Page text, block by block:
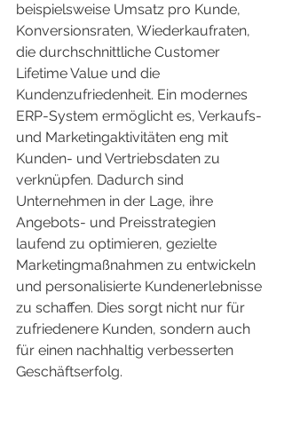
beispielsweise Umsatz pro Kunde,
Konversionsraten, Wiederkaufraten,
die durchschnittliche Customer
Lifetime Value und die
Kundenzufriedenheit. Ein modernes
ERP-System ermöglicht es, Verkaufs-
und Marketingaktivitäten eng mit
Kunden- und Vertriebsdaten zu
verknüpfen. Dadurch sind
Unternehmen in der Lage, ihre
Angebots- und Preisstrategien
laufend zu optimieren, gezielte
Marketingmaßnahmen zu entwickeln
und personalisierte Kundenerlebnisse
zu schaffen. Dies sorgt nicht nur für
zufriedenere Kunden, sondern auch
für einen nachhaltig verbesserten
Geschäftserfolg.